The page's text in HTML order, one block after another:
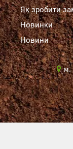
Як зробити
Новинки
Новини
м.